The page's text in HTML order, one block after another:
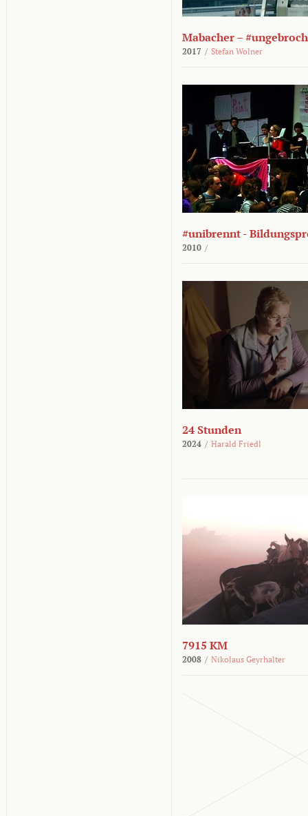
Mabacher –
2017 / Stefan Wolner
#unibrennt -
2010 /
24 Stunden
2024 / Harald Friedl
7915 KM
2008 / Nikolaus Geyrhalter